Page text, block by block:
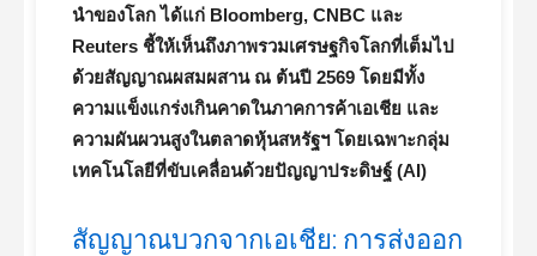
นำของโลก ได้แก่ Bloomberg, CNBC และ
Reuters ชี้ให้เห็นถึงภาพรวมเศรษฐกิจโลกที่เต็มไป
ด้วยสัญญาณผสมผสาน ณ ต้นปี 2569 โดยมีทั้ง
ความแข็งแกร่งเกินคาดในภาคการค้าเอเชีย และ
ความผันผวนสูงในตลาดหุ้นสหรัฐฯ โดยเฉพาะกลุ่ม
เทคโนโลยีที่ขับเคลื่อนด้วยปัญญาประดิษฐ์ (AI)
สัญญาณบวกจากเอเชีย: การส่งออก